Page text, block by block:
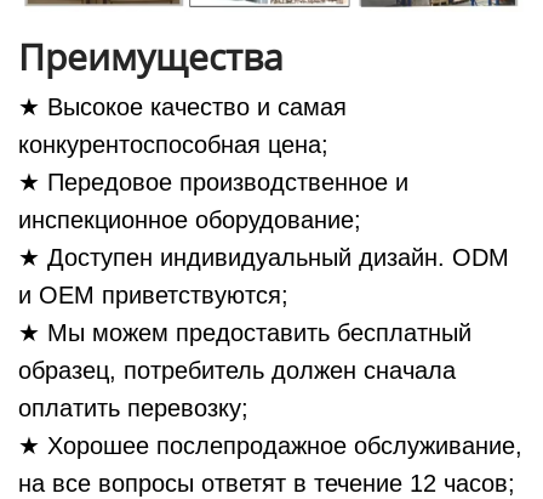
Преимущества
★ Высокое качество и самая
конкурентоспособная цена;
★ Передовое производственное и
инспекционное оборудование;
★ Доступен индивидуальный дизайн. ODM
и OEM приветствуются;
★ Мы можем предоставить бесплатный
образец, потребитель должен сначала
оплатить перевозку;
★ Хорошее послепродажное обслуживание,
на все вопросы ответят в течение 12 часов;